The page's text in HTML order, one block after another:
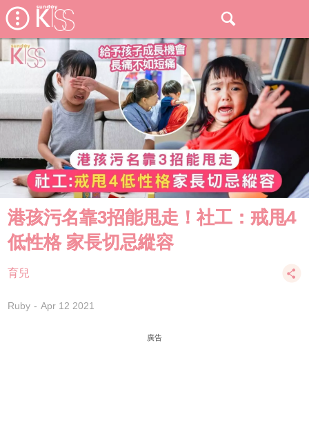
港孩污名靠3招能甩走！社工：戒甩4
低性格 家長切忌縱容
育兒
Ruby Apr 12 2021
廣告